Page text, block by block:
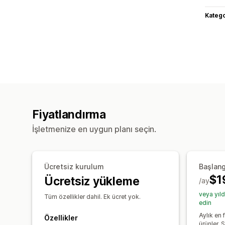
Fiyatlandırma
İşletmenize en uygun planı seçin.
Ücretsiz kurulum
Ücretsiz yükleme
Tüm özellikler dahil. Ek ücret yok.
Özellikler
/ay
veya
edin
Aylık en